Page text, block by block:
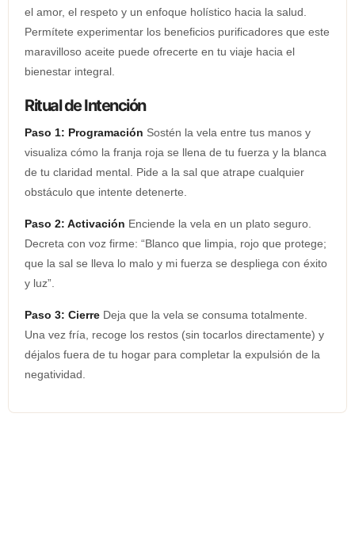
el amor, el respeto y un enfoque holístico hacia la salud.
Permítete experimentar los beneficios purificadores que este
maravilloso aceite puede ofrecerte en tu viaje hacia el
bienestar integral.
Ritual de Intención
Paso 1: Programación Sostén la vela entre tus manos y
visualiza cómo la franja roja se llena de tu fuerza y ​​la blanca
de tu claridad mental. Pide a la sal que atrape cualquier
obstáculo que intente detenerte.
Paso 2: Activación Enciende la vela en un plato seguro.
Decreta con voz firme: “Blanco que limpia, rojo que protege;
que la sal se lleva lo malo y mi fuerza se despliega con éxito
y luz”.
Paso 3: Cierre Deja que la vela se consuma totalmente.
Una vez fría, recoge los restos (sin tocarlos directamente) y
déjalos fuera de tu hogar para completar la expulsión de la
negatividad.